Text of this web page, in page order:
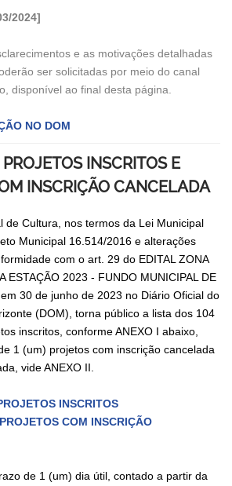
2024]
e as motivações detalhadas
ser solicitadas por meio do canal
disponível ao final desta página.
NO DOM
INSCRITOS E
INSCRIÇÃO CANCELADA
de Cultura, nos termos da Lei Municipal
Municipal 16.514/2016 e alterações
com o art. 29 do EDITAL ZONA
ESTAÇÃO 2023 - FUNDO MUNICIPAL DE
30 de junho de 2023 no Diário Oficial do
(DOM), torna público a lista dos 104
inscritos, conforme ANEXO I abaixo,
1 (um) projetos com inscrição cancelada
vide ANEXO II.
INSCRITOS
COM INSCRIÇÃO
de 1 (um) dia útil, contado a partir da